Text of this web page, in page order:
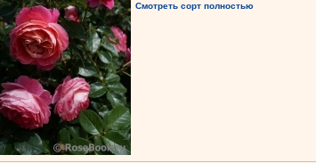
Смотреть сорт полностью